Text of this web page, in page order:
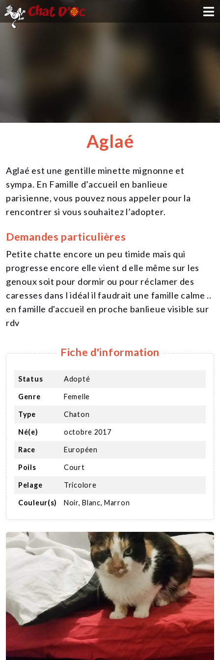
NOUS SOUTENIR
CONTACT
Aglaé
Aglaé est une gentille minette mignonne et
sympa. En Famille d’accueil en banlieue
parisienne, vous pouvez nous appeler pour la
rencontrer si vous souhaitez l’adopter.
Demandes particulières
Petite chatte encore un peu timide mais qui
progresse encore elle vient d elle même sur les
genoux soit pour dormir ou pour réclamer des
caresses dans l idéal il faudrait une famille calme ..
en famille d'accueil en proche banlieue visible sur
rdv
Fiche d'information
Status Adopté
Genre Femelle
Type Chaton
Né(e) octobre 2017
Race Européen
Poils Court
Pelage Tricolore
Couleur(s) Noir, Blanc, Marron